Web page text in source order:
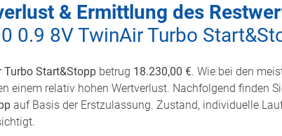
& Ermittlung des
0.9 8V TwinAir Turbo
Turbo Start&Stopp betrug 18.230,00 €. Wie bei den
einem relativ hohen Wertverlust. Nachfolgend finden
auf Basis der Erstzulassung. Zustand, individuelle